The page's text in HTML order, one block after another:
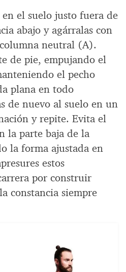
el suelo justo fuera de
abajo y agárralas con
neutral (A).
de pie, empujando el
el pecho
plana en todo
de nuevo al suelo en un
y repite. Evita el
la parte baja de la
la forma ajustada en
estos
por construir
constancia siempre